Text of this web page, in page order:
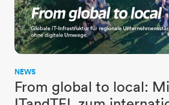
NEWS
From global to local: